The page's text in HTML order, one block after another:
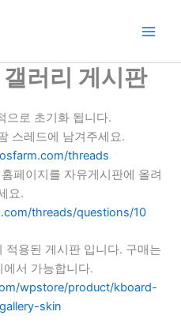
러리 게시판
으로 초기화 됩니다.
스레드에 남겨주세요.
threads
페이지를 자유게시판에 올려
요.
threads/questions/10
적용된 게시판 입니다. 구매는
서 가능합니다.
wpstore/product/kboard-
skin